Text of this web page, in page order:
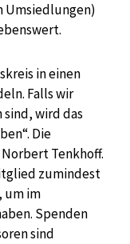
Umsiedlungen)
in einen
Falls wir
wird das
Die
Tenkhoff.
zumindest
um im
Spenden
sind